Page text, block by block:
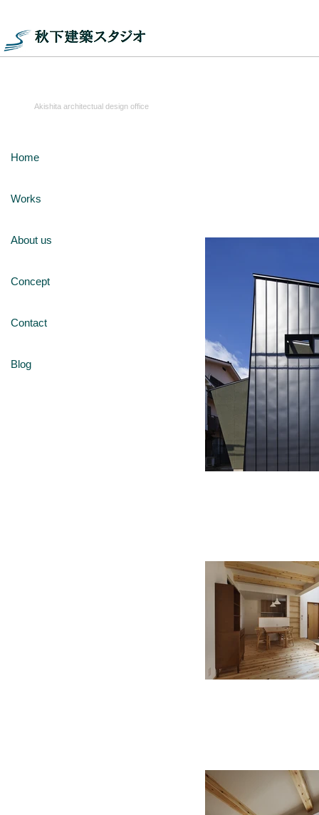
Akishita architectual design office
Home
Works
About us
Concept
Contact
Blog